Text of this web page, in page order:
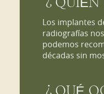
Los implantes
radiografías
podemos
décadas sin